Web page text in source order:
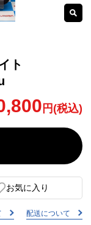
ト
円(税込)
お気に入り
配送について